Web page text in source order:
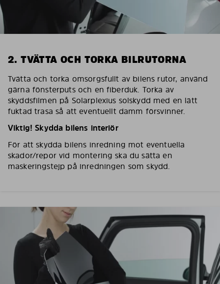
2. TVÄTTA OCH TORKA BILRUTORNA
Tvätta och torka omsorgsfullt av bilens rutor, använd
gärna fönsterputs och en fiberduk. Torka av
skyddsfilmen på Solarplexius solskydd med en lätt
fuktad trasa så att eventuellt damm försvinner.
Viktig! Skydda bilens interiör
För att skydda bilens inredning mot eventuella
skador/repor vid montering ska du sätta en
maskeringstejp på inredningen som skydd.